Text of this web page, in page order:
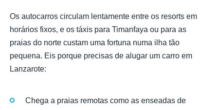
Os autocarros circulam lentamente entre os resorts em
horários fixos, e os táxis para Timanfaya ou para as
praias do norte custam uma fortuna numa ilha tão
pequena. Eis porque precisas de alugar um carro em
Lanzarote:
Chega a praias remotas como as enseadas de